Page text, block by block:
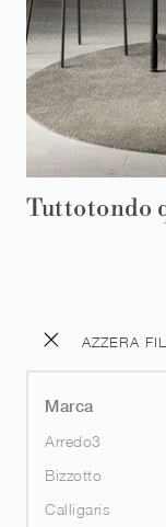
AZZERA
Marca
Arredo3
Bizzotto
Calligaris
Tuttotondo